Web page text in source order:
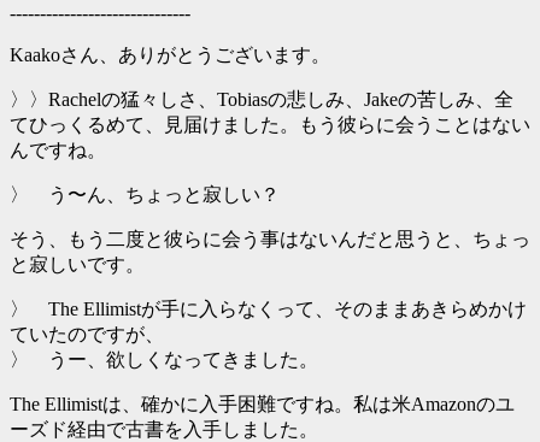
------------------------------
Kaakoさん、ありがとうございます。
〉〉Rachelの猛々しさ、Tobiasの悲しみ、Jakeの苦しみ、全
てひっくるめて、見届けました。もう彼らに会うことはない
んですね。
〉 う〜ん、ちょっと寂しい？
そう、もう二度と彼らに会う事はないんだと思うと、ちょっ
と寂しいです。
〉 The Ellimistが手に入らなくって、そのままあきらめかけ
ていたのですが、
〉 うー、欲しくなってきました。
The Ellimistは、確かに入手困難ですね。私は米Amazonのユ
ーズド経由で古書を入手しました。